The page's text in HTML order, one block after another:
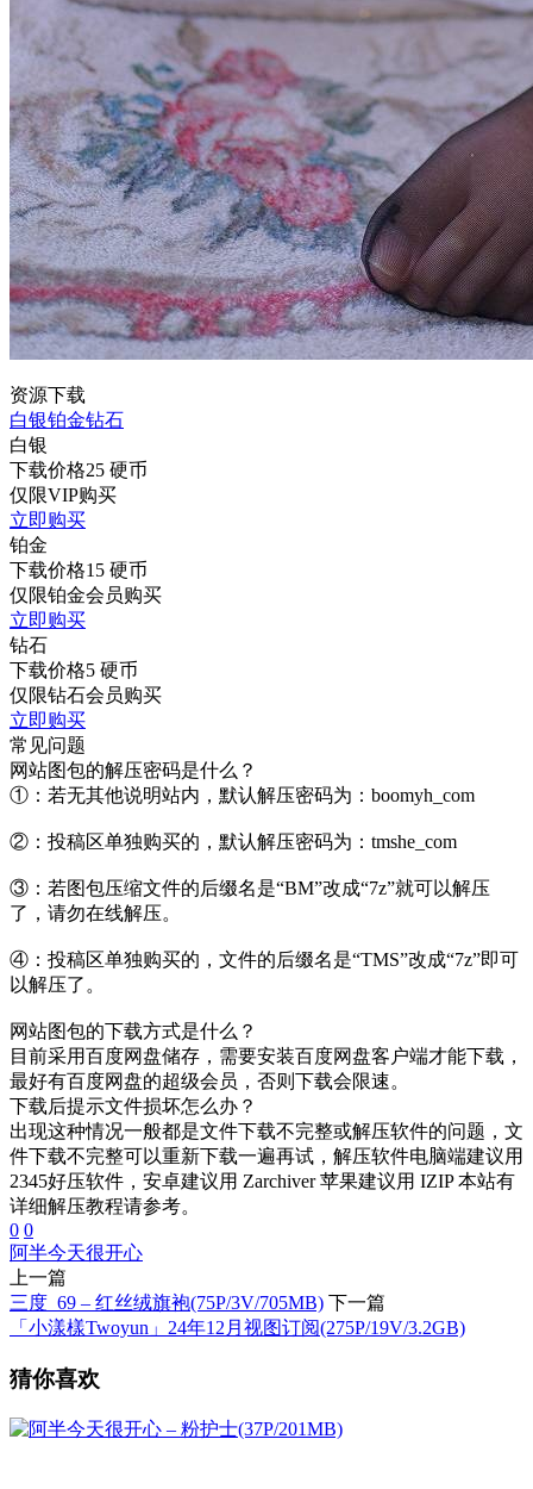
资源下载
白银铂金钻石
白银
下载价格25 硬币
仅限VIP购买
立即购买
铂金
下载价格15 硬币
仅限铂金会员购买
立即购买
钻石
下载价格5 硬币
仅限钻石会员购买
立即购买
常见问题
网站图包的解压密码是什么？
①：若无其他说明站内，默认解压密码为：boomyh_com
②：投稿区单独购买的，默认解压密码为：tmshe_com
③：若图包压缩文件的后缀名是“BM”改成“7z”就可以解压
了，请勿在线解压。
④：投稿区单独购买的，文件的后缀名是“TMS”改成“7z”即可
以解压了。
网站图包的下载方式是什么？
目前采用百度网盘储存，需要安装百度网盘客户端才能下载，
最好有百度网盘的超级会员，否则下载会限速。
下载后提示文件损坏怎么办？
出现这种情况一般都是文件下载不完整或解压软件的问题，文
件下载不完整可以重新下载一遍再试，解压软件电脑端建议用
2345好压软件，安卓建议用 Zarchiver 苹果建议用 IZIP 本站有
详细解压教程请参考。
0 0
阿半今天很开心
上一篇
三度_69 – 红丝绒旗袍(75P/3V/705MB) 下一篇
「小漾樣Twoyun」24年12月视图订阅(275P/19V/3.2GB)
猜你喜欢